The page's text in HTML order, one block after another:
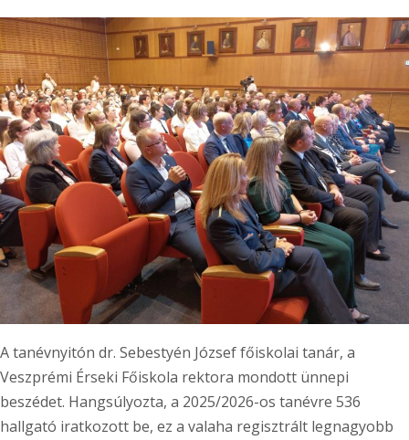
A tanévnyitón dr. Sebestyén József főiskolai tanár, a
Veszprémi Érseki Főiskola rektora mondott ünnepi
beszédet. Hangsúlyozta, a 2025/2026-os tanévre 536
hallgató iratkozott be, ez a valaha regisztrált legnagyobb